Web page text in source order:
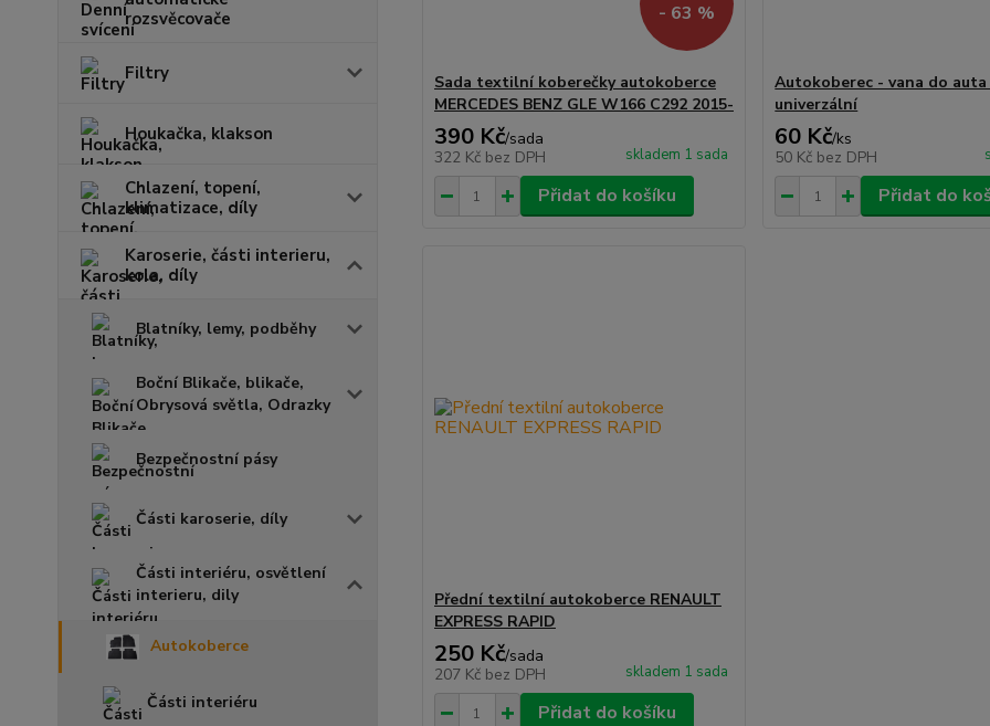
rozsvěcovače
Filtry
Houkačka, klakson
Chlazení, topení,
klimatizace, díly
Karoserie, části interieru,
kola, díly
Blatníky, lemy, podběhy
Boční Blikače, blikače,
Obrysová světla, Odrazky
Bezpečnostní pásy
Části karoserie, díly
Části interiéru, osvětlení
interieru, dily
Autokoberce
Části interiéru
- 63 %
Sada textilní koberečky autokoberce
MERCEDES BENZ GLE W166 C292 2015-
390 Kč/sada
322 Kč bez DPH skladem 1 sada
Přidat do košíku
Autokoberec - vana do auta
univerzální
60 Kč/ks
50 Kč bez DPH
Přidat do
Přední textilní autokoberce RENAULT
EXPRESS RAPID
250 Kč/sada
207 Kč bez DPH skladem 1 sada
Přidat do košíku